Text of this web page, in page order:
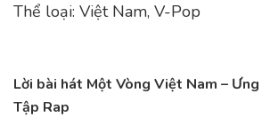
Thể loại: Việt Nam, V-Pop
Lời bài hát Một Vòng Việt Nam –
Tập Rap